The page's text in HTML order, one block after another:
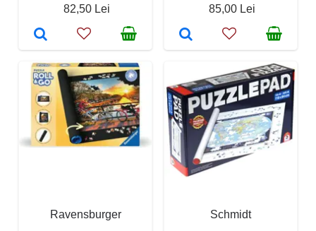
82,50 Lei 85,00 Lei
Ravensburger
Schmidt